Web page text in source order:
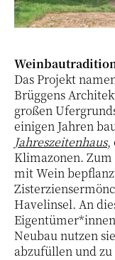
Das Projekt
Brüggens
großen
einigen Jahren
Jahreszeitenhaus,
Klimazonen.
mit Wein
Havelinsel. An
Neubau nutzen
abzufüllen und